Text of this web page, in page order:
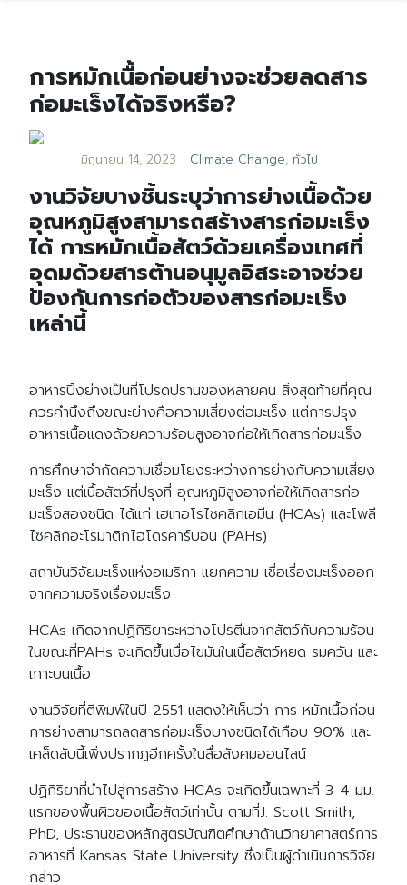
การหมักเนื้อก่อนย่างจะช่วยลดสาร
ก่อมะเร็งได้จริงหรือ?
มิถุนายน 14, 2023 Climate Change, ทั่วไป
งานวิจัยบางชิ้นระบุว่าการย่างเนื้อด้วย
อุณหภูมิสูงสามารถสร้างสารก่อมะเร็ง
ได้ การหมักเนื้อสัตว์ด้วยเครื่องเทศที่
อุดมด้วยสารต้านอนุมูลอิสระอาจช่วย
ป้องกันการก่อตัวของสารก่อมะเร็ง
เหล่านี้
อาหารปิ้งย่างเป็นที่โปรดปรานของหลายคน สิ่งสุดท้ายที่คุณ
ควรคำนึงถึงขณะย่างคือความเสี่ยงต่อมะเร็ง แต่การปรุง
อาหารเนื้อแดงด้วยความร้อนสูงอาจก่อให้เกิดสารก่อมะเร็ง
การศึกษาจำกัดความเชื่อมโยงระหว่างการย่างกับความเสี่ยง
มะเร็ง แต่เนื้อสัตว์ที่ปรุงที่ อุณหภูมิสูงอาจก่อให้เกิดสารก่อ
มะเร็งสองชนิด ได้แก่ เฮเทอโรไซคลิกเอมีน (HCAs) และโพลี
ไซคลิกอะโรมาติกไฮโดรคาร์บอน (PAHs)
สถาบันวิจัยมะเร็งแห่งอเมริกา แยกความ เชื่อเรื่องมะเร็งออก
จากความจริงเรื่องมะเร็ง
HCAs เกิดจากปฏิกิริยาระหว่างโปรตีนจากสัตว์กับความร้อน
ในขณะที่PAHs จะเกิดขึ้นเมื่อไขมันในเนื้อสัตว์หยด รมควัน และ
เกาะบนเนื้อ
งานวิจัยที่ตีพิมพ์ในปี 2551 แสดงให้เห็นว่า การ หมักเนื้อก่อน
การย่างสามารถลดสารก่อมะเร็งบางชนิดได้เกือบ 90% และ
เคล็ดลับนี้เพิ่งปรากฏอีกครั้งในสื่อสังคมออนไลน์
ปฏิกิริยาที่นำไปสู่การสร้าง HCAs จะเกิดขึ้นเฉพาะที่ 3-4 มม.
แรกของพื้นผิวของเนื้อสัตว์เท่านั้น ตามที่J. Scott Smith,
PhD, ประธานของหลักสูตรบัณฑิตศึกษาด้านวิทยาศาสตร์การ
อาหารที่ Kansas State University ซึ่งเป็นผู้ดำเนินการวิจัย
กล่าว